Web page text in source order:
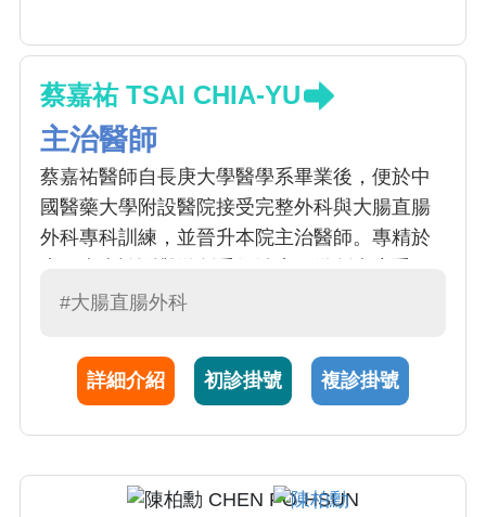
蔡嘉祐 TSAI CHIA-YU
主治醫師
蔡嘉祐醫師自長庚大學醫學系畢業後，便於中
國醫藥大學附設醫院接受完整外科與大腸直腸
外科專科訓練，並晉升本院主治醫師。專精於
術、和各式肛門疾病治療，同時也擁有超過千
診斷與病情說明時充滿耐心，將病人權益視為
首要考量。曾獲選為院內優良住院醫師，並曾
善的治療技術。
#大腸直腸外科
詳細介紹 初診掛號 複診掛號